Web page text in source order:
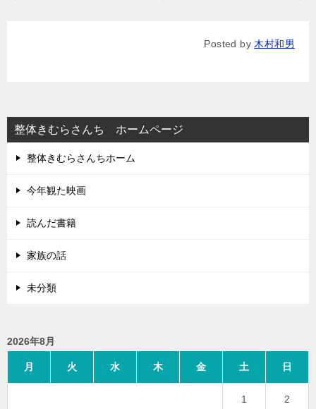
シ
ョ
ン
Posted by 木村和男
整体きむらさんち ホームページ
整体きむらさんちホーム
今年観た映画
読んだ書籍
家族の話
未分類
2026年8月
月 火 水 木 金 土 日
1 2